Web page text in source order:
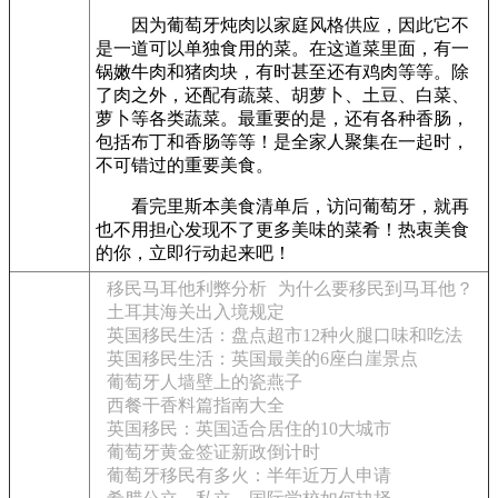
因为葡萄牙炖肉以家庭风格供应，因此它不
是一道可以单独食用的菜。在这道菜里面，有一
锅嫩牛肉和猪肉块，有时甚至还有鸡肉等等。除
了肉之外，还配有蔬菜、胡萝卜、土豆、白菜、
萝卜等各类蔬菜。最重要的是，还有各种香肠，
包括布丁和香肠等等！是全家人聚集在一起时，
不可错过的重要美食。
看完里斯本美食清单后，访问葡萄牙，就再
也不用担心发现不了更多美味的菜肴！热衷美食
的你，立即行动起来吧！
移民马耳他利弊分析
为什么要移民到马耳他？
土耳其海关出入境规定
英国移民生活：盘点超市12种火腿口味和吃法
英国移民生活：英国最美的6座白崖景点
葡萄牙人墙壁上的瓷燕子
西餐干香料篇指南大全
英国移民：英国适合居住的10大城市
葡萄牙黄金签证新政倒计时
葡萄牙移民有多火：半年近万人申请